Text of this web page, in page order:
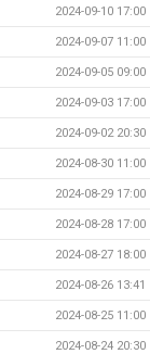
2024-09-10 17:00
2024-09-07 11:00
2024-09-05 09:00
2024-09-03 17:00
2024-09-02 20:30
2024-08-30 11:00
2024-08-29 17:00
2024-08-28 17:00
2024-08-27 18:00
2024-08-26 13:41
2024-08-25 11:00
2024-08-24 20:30